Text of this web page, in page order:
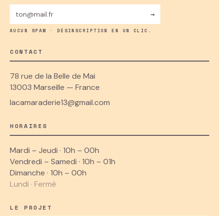
→
AUCUN SPAM · DÉSINSCRIPTION EN UN CLIC.
CONTACT
78 rue de la Belle de Mai
13003 Marseille — France
lacamaraderie13@gmail.com
HORAIRES
Mardi – Jeudi · 10h – 00h
Vendredi – Samedi · 10h – 01h
Dimanche · 10h – 00h
Lundi · Fermé
LE PROJET